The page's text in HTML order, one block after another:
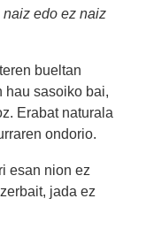
naiz edo ez naiz
bueltan
hau sasoiko bai,
Erabat naturala
ondorio.
esan nion ez
jada ez